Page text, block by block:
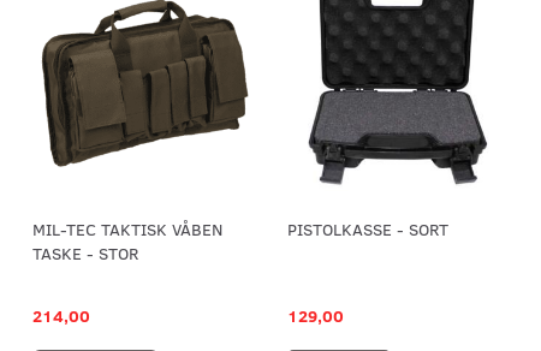
MIL-TEC TAKTISK VÅBEN
TASKE - STOR
214,00
PISTOLKASSE - SORT
129,00